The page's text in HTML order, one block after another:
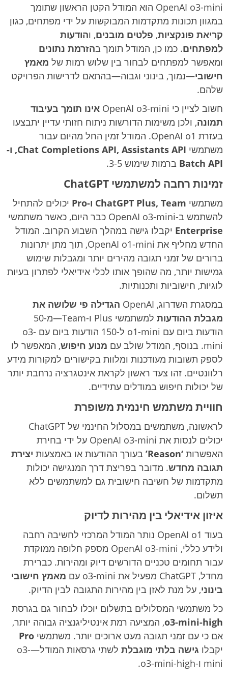
OpenAI o3-mini הוא המודל הקטן הראשון שתומך
במגוון תכונות מתקדמות המבוקשות על ידי מפתחים, כגון
קריאת פונקציות, פלטים מובנים, והודעות
למפתחים. כמו כן, המודל תומך בהזרמת נתונים
ומאפשר למפתחים לבחור בין שלוש רמות של מאמץ
חישובי—נמוך, בינוני וגבוה—בהתאם לדרישות הפרויקט
שלהם.
חשוב לציין כי OpenAI o3-mini
אינו תומך בעיבוד
תמונה, ולכן משימות הדורשות ניתוח חזותי עדיין יתבצעו
בעזרת OpenAI o1. המודל זמין החל מהיום עבור
משתמשי
Chat Completions API, Assistants API, ו-
Batch API ברמות שימוש 3-5.
זמינות רחבה למשתמשי ChatGPT
משתמשי ChatGPT Plus, Team ו-Pro
יכולים להתחיל
להשתמש ב-OpenAI o3-mini כבר היום, כאשר משתמשי
Enterprise יקבלו גישה במהלך השבוע הקרוב. המודל
החדש מחליף את OpenAI o1-mini, תוך מתן יתרונות
ברורים של זמני תגובה מהירים יותר ומגבלות שימוש
גמישות יותר, מה שהופך אותו לכלי אידיאלי לפתרון בעיות
לוגיות, חישוביות ותכנותיות.
במסגרת השדרוג, OpenAI
הגדילה פי שלושה את
מגבלת ההודעות
למשתמשי Plus ו-Team—מ-50
הודעות ביום עם o1-mini ל-150 הודעות ביום עם o3-
mini. בנוסף, המודל שולב עם
מנוע חיפוש, המאפשר לו
לספק תשובות מעודכנות ומלוות בקישורים למקורות מידע
רלוונטיים. זהו צעד ראשון לקראת אינטגרציה נרחבת יותר
של יכולות חיפוש במודלים עתידיים.
חוויית משתמש חינמית משופרת
לראשונה, משתמשים במסלול החינמי של ChatGPT
יכולים לנסות את OpenAI o3-mini על ידי בחירת
האפשרות ‘Reason’ בעורך ההודעות או באמצעות יצירת
תגובה מחדש. מדובר בפריצת דרך המנגישה יכולות
מתקדמות של חשיבה חישובית גם למשתמשים ללא
תשלום.
איזון אידיאלי בין מהירות לדיוק
בעוד OpenAI o1 נותר המודל המרכזי לחשיבה רחבה
ולידע כללי, OpenAI o3-mini מספק חלופה ממוקדת
עבור תחומים טכניים הדורשים דיוק ומהירות. כברירת
מחדל, ChatGPT מפעיל את o3-mini עם
מאמץ חישובי
בינוני, על מנת לאזן בין מהירות התגובה לבין הדיוק.
כל משתמשי המסלולים בתשלום יוכלו לבחור גם בגרסת
o3-mini-high, המציעה רמת אינטיליגנציה גבוהה יותר,
אם כי עם זמני תגובה מעט ארוכים יותר. משתמשי Pro
יקבלו גישה בלתי מוגבלת
לשתי גרסאות המודל—o3-
mini ו-o3-mini-high.